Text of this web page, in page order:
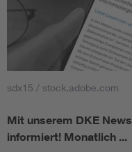
sdx15 / stock.adobe.com
Mit unserem DKE
informiert! Monatlich ...